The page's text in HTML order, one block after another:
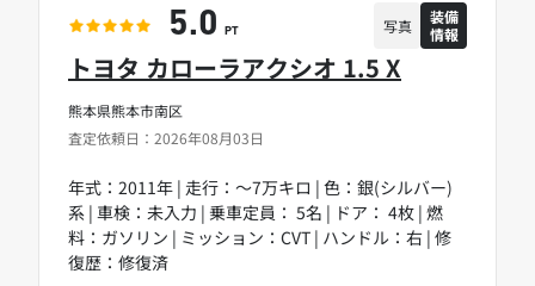
熊本県熊本市南区
査定依頼日：2026年08月03日
トヨタ カローラアクシオ 1.5 X
年式：2011年 | 走行：～7万キロ | 色：銀(シルバー)
系 | 車検：未入力 | 乗車定員： 5名 | ドア： 4枚 | 燃
料：ガソリン | ミッション：CVT | ハンドル：右 | 修
復歴：修復済
5.0 PT 写真
装備
情報